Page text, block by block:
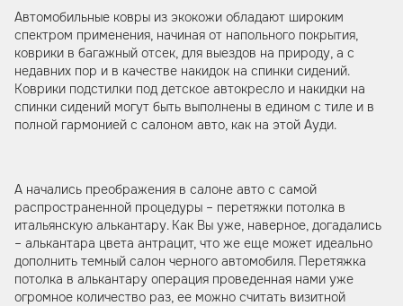
Автомобильные ковры из экокожи обладают широким
спектром применения, начиная от напольного покрытия,
коврики в багажный отсек, для выездов на природу, а с
недавних пор и в качестве накидок на спинки сидений.
Коврики подстилки под детское автокресло и накидки на
спинки сидений могут быть выполнены в едином с тиле и в
полной гармонией с салоном авто, как на этой Ауди.
А начались преображения в салоне авто с самой
распространенной процедуры – перетяжки потолка в
итальянскую алькантару. Как Вы уже, наверное, догадались
– алькантара цвета антрацит, что же еще может идеально
дополнить темный салон черного автомобиля. Перетяжка
потолка в алькантару операция проведенная нами уже
огромное количество раз, ее можно считать визитной